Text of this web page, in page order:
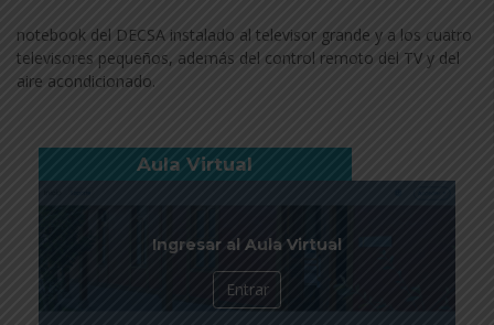
notebook del DECSA instalado al televisor grande y a los cuatro
televisores pequeños, además del control remoto del TV y del
aire acondicionado.
Aula Virtual
Ingresar al Aula Virtual
Entrar